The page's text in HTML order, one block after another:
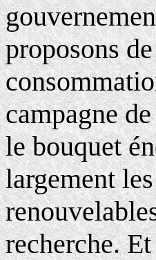
proposons
campagne
le bouquet
largement
recherche.